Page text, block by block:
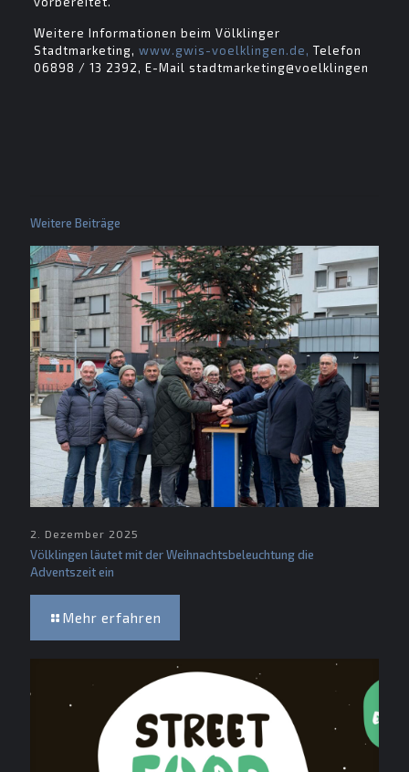
Weitere Informationen beim Völklinger
Stadtmarketing, www.gwis-voelklingen.de, Telefon
06898 / 13 2392, E-Mail stadtmarketing@voelklingen
Weitere Beiträge
2. Dezember 2025
Völklingen läutet mit der Weihnachtsbeleuchtung die
Adventszeit ein
Mehr erfahren